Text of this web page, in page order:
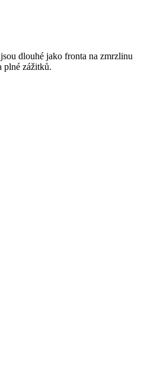
dlouhé jako fronta na zmrzlinu
plné zážitků.